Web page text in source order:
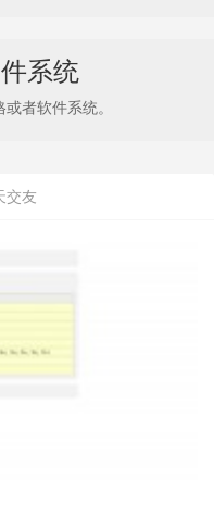
系统
者软件系统。
交友